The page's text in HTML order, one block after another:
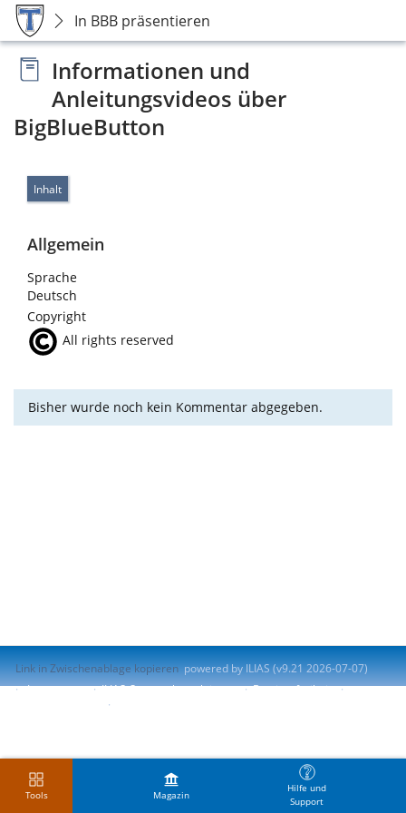
In BBB präsentieren
Tools Magazin
Hilfe und
Support
Informationen und
Anleitungsvideos über
BigBlueButton
Inhalt
Allgemein
Sprache
Deutsch
Copyright
All rights reserved
Bisher wurde noch kein Kommentar abgegeben.
Link in Zwischenablage kopieren powered by ILIAS (v9.21 2026-07-07)
Impressum
ILIAS-Support kontaktieren
Barrierefreiheit